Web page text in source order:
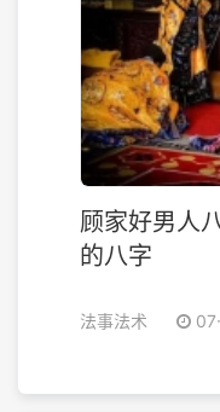
顾家好男人
的八字
法事法术